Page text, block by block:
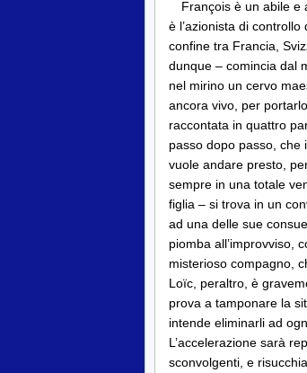
François è un abile e
è l’azionista di
confine tra Francia,
dunque – comincia dal
nel mirino un cervo
ancora vivo, per
raccontata in quattro
passo dopo passo, che
vuole andare presto,
sempre in una totale
figlia – si trova in un
ad una delle sue
piomba all’improvviso,
misterioso compagno,
Loïc, peraltro, è
prova a tamponare la
intende eliminarli ad
L’accelerazione sarà
sconvolgenti, e